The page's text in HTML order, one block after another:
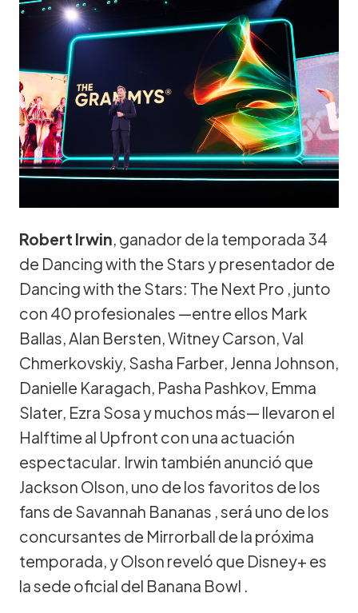
Robert Irwin, ganador de la temporada 34
de Dancing with the Stars y presentador de
Dancing with the Stars: The Next Pro , junto
con 40 profesionales —entre ellos Mark
Ballas, Alan Bersten, Witney Carson, Val
Chmerkovskiy, Sasha Farber, Jenna Johnson,
Danielle Karagach, Pasha Pashkov, Emma
Slater, Ezra Sosa y muchos más— llevaron el
Halftime al Upfront con una actuación
espectacular. Irwin también anunció que
Jackson Olson, uno de los favoritos de los
fans de Savannah Bananas , será uno de los
concursantes de Mirrorball de la próxima
temporada, y Olson reveló que Disney+ es
la sede oficial del Banana Bowl .